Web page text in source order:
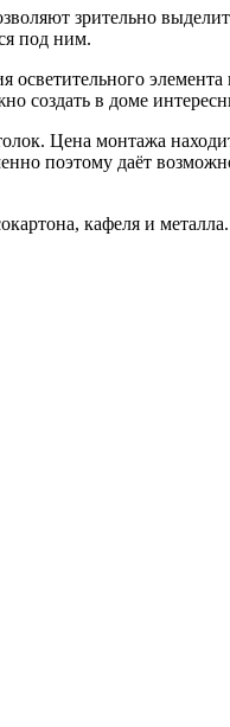
зрительно
под ним.
элемента
создать в доме
Цена монтажа
поэтому даёт
кафеля и